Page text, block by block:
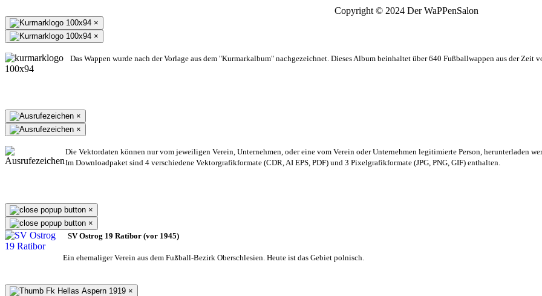
Copyright © 2024 Der WaPPenSalon
×
×
Das Wappen wurde nach der Vorlage aus dem "Kurmarkalbum" nachgezeichnet. Dieses Album beinhaltet über 640 Fußballwappen aus der Zeit
×
×
Die Vektordaten können nur vom jeweiligen Verein, Unternehmen, oder eine vom Verein oder Unternehmen legitimierte Person, herunterladen
Im Downloadpaket sind 4 verschiedene Vektorgrafikformate (CDR, AI EPS, PDF) und 3 Pixelgrafikformate (JPG, PNG, GIF) enthalten.
×
×
SV Ostrog 19 Ratibor (vor 1945)
Ein ehemaliger Verein aus dem Fußball-Bezirk Oberschlesien. Heute ist das Gebiet polnisch.
×